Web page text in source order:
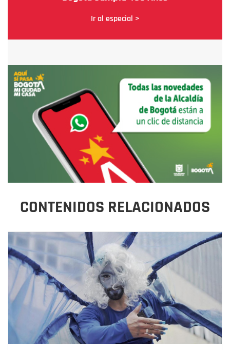
Ir al especial >
CONTENIDOS RELACIONADOS